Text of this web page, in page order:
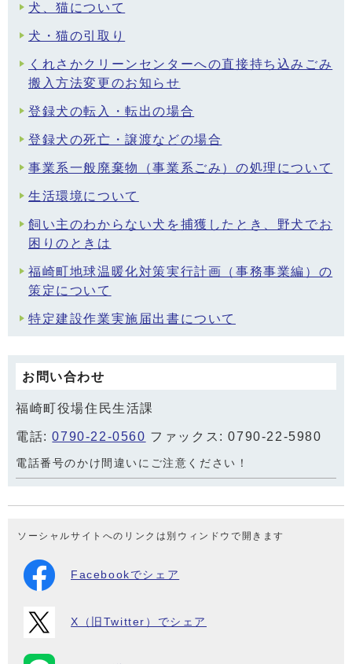
犬、猫について
犬・猫の引取り
くれさかクリーンセンターへの直接持ち込みごみ
搬入方法変更のお知らせ
登録犬の転入・転出の場合
登録犬の死亡・譲渡などの場合
事業系一般廃棄物（事業系ごみ）の処理について
生活環境について
飼い主のわからない犬を捕獲したとき、野犬でお
困りのときは
福崎町地球温暖化対策実行計画（事務事業編）の
策定について
特定建設作業実施届出書について
お問い合わせ
福崎町役場住民生活課
電話:0790-22-0560 ファックス: 0790-22-5980
電話番号のかけ間違いにご注意ください！
ソーシャルサイトへのリンクは別ウィンドウで開きます
Facebookでシェア
X（旧Twitter）でシェア